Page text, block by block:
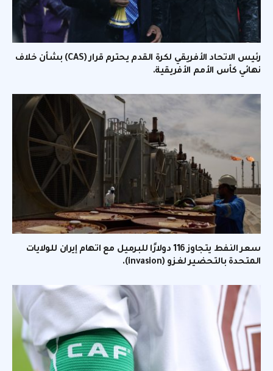
رئيس الاتحاد الأفريقي لكرة القدم يحترم قرار (CAS) بشأن خلاف
نهائي كأس الأمم الأفريقية.
سعر النفط يتجاوز 116 دولارًا للبرميل مع اتهام إيران للولايات
المتحدة بالتحضير لغزو (invasion).